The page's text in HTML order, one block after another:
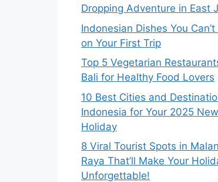
Dropping Adventure in East
Indonesian Dishes You Can’t
on Your First Trip
Top 5 Vegetarian
Bali for Healthy Food Lovers
10 Best Cities and
Indonesia for Your 2025
Holiday
8 Viral Tourist Spots in
Raya That’ll Make Your
Unforgettable!